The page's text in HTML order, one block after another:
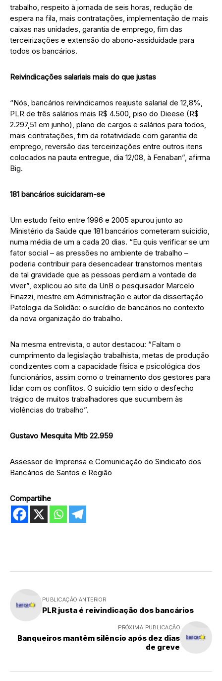
trabalho, respeito à jornada de seis horas, redução de
espera na fila, mais contratações, implementação de mais
caixas nas unidades, garantia de emprego, fim das
terceirizações e extensão do abono-assiduidade para
todos os bancários.
Reivindicações salariais mais do que justas
“Nós, bancários reivindicamos reajuste salarial de 12,8%,
PLR de três salários mais R$ 4.500, piso do Dieese (R$
2.297,51 em junho), plano de cargos e salários para todos,
mais contratações, fim da rotatividade com garantia de
emprego, reversão das terceirizações entre outros itens
colocados na pauta entregue, dia 12/08, à Fenaban”, afirma
Big.
181 bancários suicidaram-se
Um estudo feito entre 1996 e 2005 apurou junto ao
Ministério da Saúde que 181 bancários cometeram suicídio,
numa média de um a cada 20 dias. “Eu quis verificar se um
fator social – as pressões no ambiente de trabalho –
poderia contribuir para desencadear transtornos mentais
de tal gravidade que as pessoas perdiam a vontade de
viver”, explicou ao site da UnB o pesquisador Marcelo
Finazzi, mestre em Administração e autor da dissertação
Patologia da Solidão: o suicídio de bancários no contexto
da nova organização do trabalho.
Na mesma entrevista, o autor destacou: “Faltam o
cumprimento da legislação trabalhista, metas de produção
condizentes com a capacidade física e psicológica dos
funcionários, assim como o treinamento dos gestores para
lidar com os conflitos. O suicídio tem sido o desfecho
trágico de muitos trabalhadores que sucumbem às
violências do trabalho”.
Gustavo Mesquita Mtb 22.959
Assessor de Imprensa e Comunicação do Sindicato dos
Bancários de Santos e Região
Compartilhe
PUBLICAÇÃO ANTERIOR
PLR justa é reivindicação dos bancários
PRÓXIMA PUBLICAÇÃO
Banqueiros mantêm silêncio após dez dias
de greve